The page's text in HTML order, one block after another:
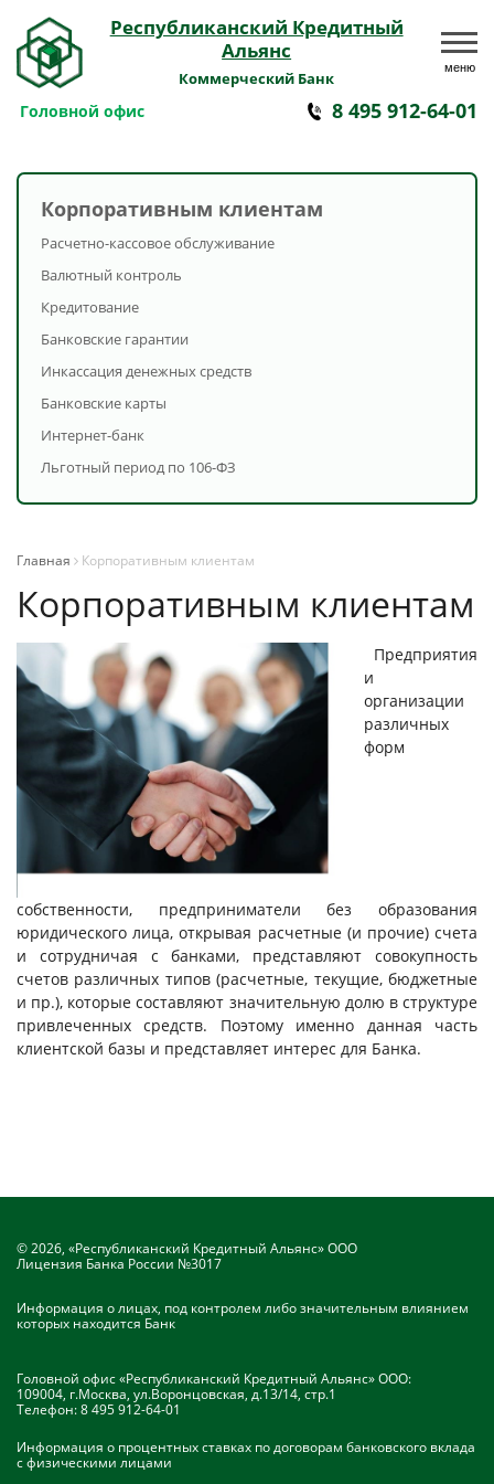
Республиканский Кредитный
Альянс
Коммерческий Банк
меню
Головной офис 8 495 912-64-01
Корпоративным клиентам
Расчетно-кассовое обслуживание
Валютный контроль
Кредитование
Банковские гарантии
Инкассация денежных средств
Банковские карты
Интернет-банк
Льготный период по 106-ФЗ
Главная Корпоративным клиентам
Корпоративным клиентам
Предприятия
и
организации
различных
форм
собственности, предприниматели без образования
юридического лица, открывая расчетные (и прочие) счета
и сотрудничая с банками, представляют совокупность
счетов различных типов (расчетные, текущие, бюджетные
и пр.), которые составляют значительную долю в структуре
привлеченных средств. Поэтому именно данная часть
клиентской базы и представляет интерес для Банка.
© 2026, «Республиканский Кредитный Альянс» ООО
Лицензия Банка России №3017
Информация о лицах, под контролем либо значительным влиянием
которых находится Банк
Головной офис «Республиканский Кредитный Альянс» ООО:
109004, г.Москва, ул.Воронцовская, д.13/14, стр.1
Телефон:8 495 912-64-01
Информация о процентных ставках по договорам банковского вклада
с физическими лицами